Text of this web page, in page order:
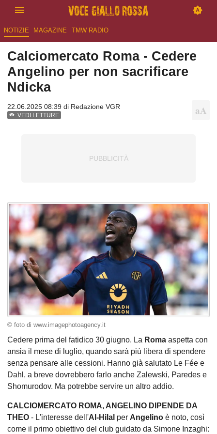
NOTIZIE MAGAZINE TMW RADIO
Calciomercato Roma - Cedere
Angelino per non sacrificare
Ndicka
22.06.2025 08:39 di Redazione VGR
VEDI LETTURE
© foto di www.imagephotoagency.it
Cedere prima del fatidico 30 giugno. La Roma aspetta con
ansia il mese di luglio, quando sarà più libera di spendere
senza pensare alle cessioni. Hanno già salutato Le Fée e
Dahl, a breve dovrebbero farlo anche Zalewski, Paredes e
Shomurodov. Ma potrebbe servire un altro addio.
CALCIOMERCATO ROMA, ANGELINO DIPENDE DA
THEO - L'interesse dell'Al-Hilal per Angelino è noto, così
come il primo obiettivo del club guidato da Simone Inzaghi: